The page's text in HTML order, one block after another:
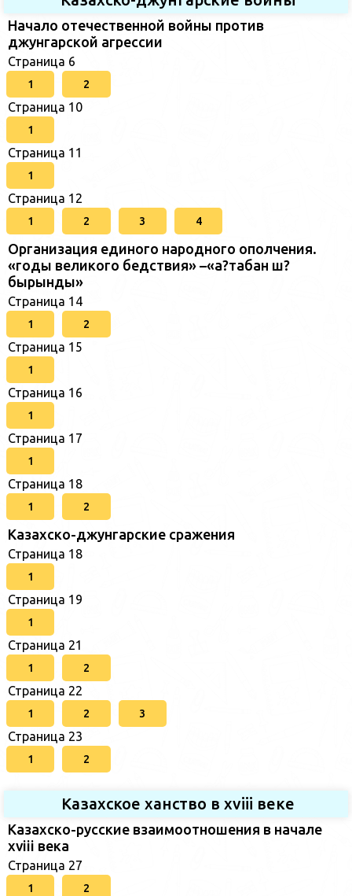
Начало отечественной войны против
джунгарской агрессии
Страница 6
1 2
Страница 10
1
Страница 11
1
Страница 12
1 2 3 4
Организация единого народного ополчения.
«годы великого бедствия» –«а?табан ш?
бырынды»
Страница 14
1 2
Страница 15
1
Страница 16
1
Страница 17
1
Страница 18
1 2
Казахско-джунгарские сражения
Страница 18
1
Страница 19
1
Страница 21
1 2
Страница 22
1 2 3
Страница 23
1 2
Казахское ханство в хviii веке
Казахско-русские взаимоотношения в начале
xviii века
Страница 27
1 2